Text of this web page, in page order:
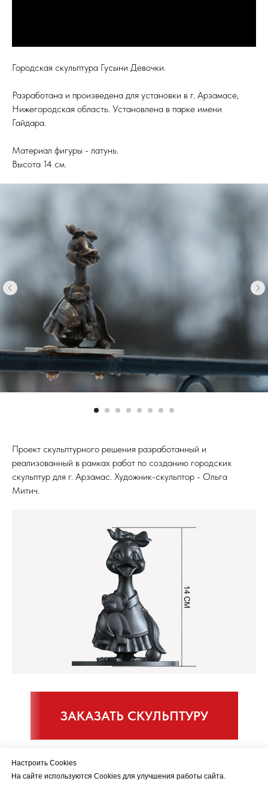
Настроить Cookies
На сайте используются Cookies для улучшения работы сайта.
Городская скульптура Гусыни Девочки.
Разработана и произведена для установки в г. Арзамасе,
Нижегородская область. Установлена в парке имени
Гайдара.
Материал фигуры - латунь.
Высота 14 см.
Проект скульптурного решения разработанный и
реализованный в рамках работ по созданию городских
скульптур для г. Арзамас. Художник-скульптор - Ольга
Митич.
ЗАКАЗАТЬ СКУЛЬПТУРУ